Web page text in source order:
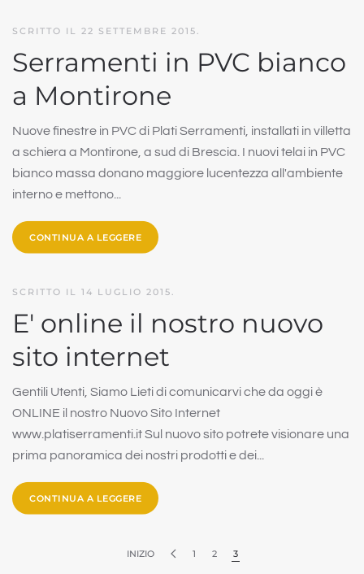
SCRITTO IL 22 SETTEMBRE 2015
Serramenti in PVC bianco
a Montirone
Nuove finestre in PVC di Plati Serramenti, installati in villetta
a schiera a Montirone, a sud di Brescia. I nuovi telai in PVC
bianco massa donano maggiore lucentezza all'ambiente
interno e mettono...
CONTINUA A LEGGERE
SCRITTO IL 14 LUGLIO 2015
E' online il nostro nuovo
sito internet
Gentili Utenti, Siamo Lieti di comunicarvi che da oggi è
ONLINE il nostro Nuovo Sito Internet
www.platiserramenti.it Sul nuovo sito potrete visionare una
prima panoramica dei nostri prodotti e dei...
CONTINUA A LEGGERE
INIZIO 1 2 3